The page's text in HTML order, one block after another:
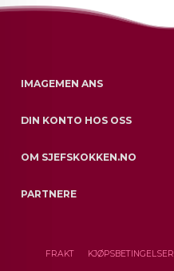
IMAGEMEN ANS
DIN KONTO HOS OSS
OM SJEFSKOKKEN.NO
PARTNERE
FRAKT KJØPSBETINGELSER